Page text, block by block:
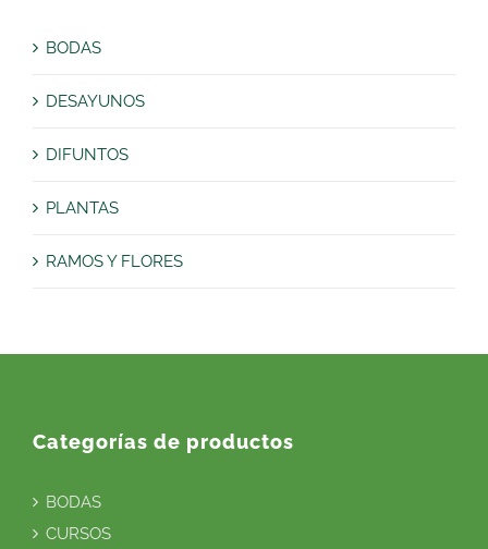
BODAS
DESAYUNOS
DIFUNTOS
PLANTAS
RAMOS Y FLORES
Categorías de productos
BODAS
CURSOS